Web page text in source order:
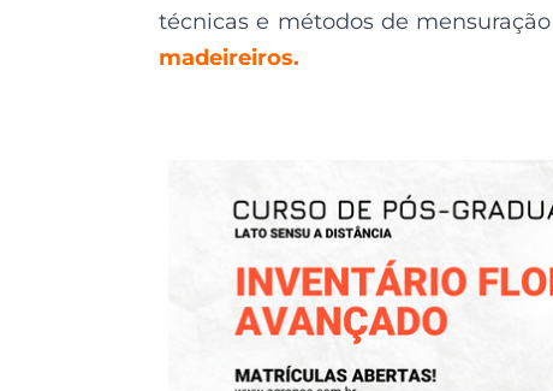
técnicas e métodos de mensuração
madeireiros.